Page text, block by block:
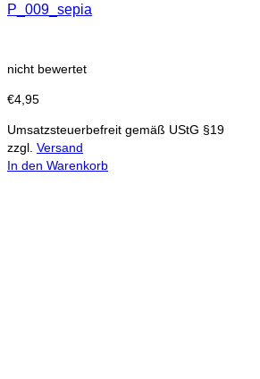
P_009_sepia
nicht bewertet
€4,95
Umsatzsteuerbefreit gemäß UStG §19
zzgl. Versand
In den Warenkorb